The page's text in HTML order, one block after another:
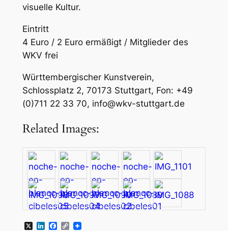
visuelle Kultur.
Eintritt
4 Euro / 2 Euro ermäßigt / Mitglieder des
WKV frei
Württembergischer Kunstverein,
Schlossplatz 2, 70173 Stuttgart, Fon: +49
(0)711 22 33 70, info@wkv-stuttgart.de
Related Images:
X LinkedIn
Facebook
Copy